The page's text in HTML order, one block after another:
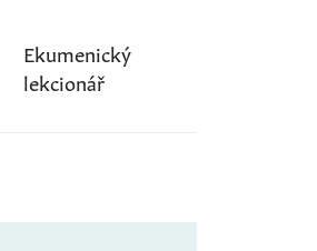
Ekumenický
lekcionář